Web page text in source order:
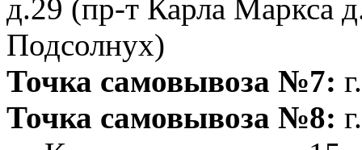
д.29 (пр-т Карла Маркса
Подсолнух)
Точка самовывоза №7:
Точка самовывоза №8: